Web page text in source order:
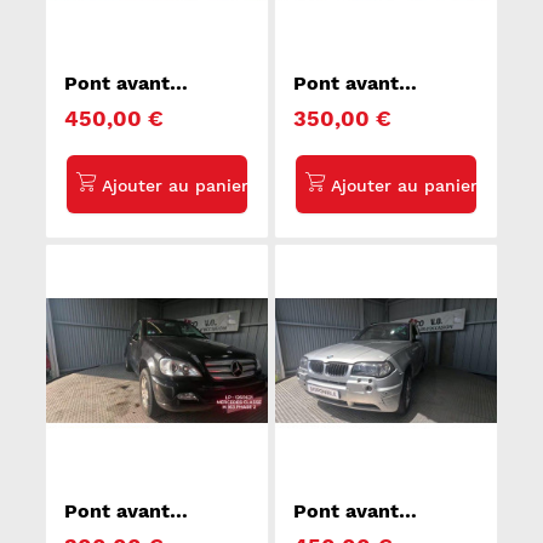
Pont avant
ROVER RANGE
450,00 €
Pont avant
SORENTO 1
350,00 €
Pont avant
Pont avant